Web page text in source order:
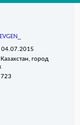
04.07.2015
Казахстан, город
723